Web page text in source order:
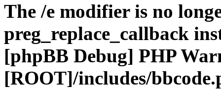
The /e modifier is no
preg_replace_callback
[phpBB Debug] PHP
[ROOT]/includes/